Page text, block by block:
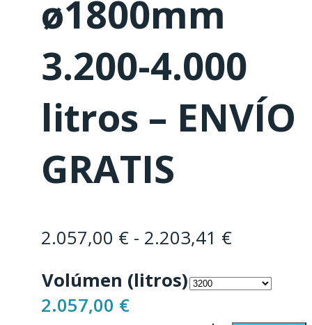
ø1800mm
3.200-4.000
litros – ENVÍO
GRATIS
2.057,00 € - 2.203,41 €Rango
precios:
Volúmen (litros)
2.057,00 €